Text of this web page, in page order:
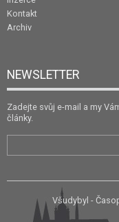
Kontakt
Archiv
NEWSLETTER
Zadejte svůj e-mail a my
články.
Všudybyl -